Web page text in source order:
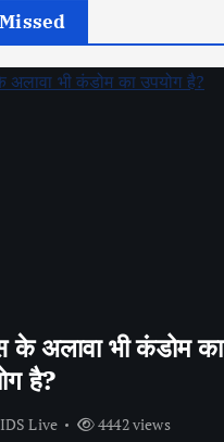
अलावा भी कंडोम का
है?
IDS Live 4442 views